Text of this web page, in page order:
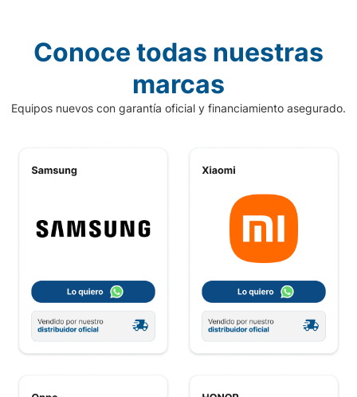
Conoce todas nuestras
marcas
Equipos nuevos con garantía oficial y financiamiento asegurado.